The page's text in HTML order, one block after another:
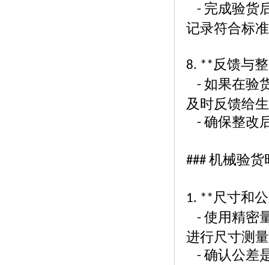
- 完成验货
记录符合标
8. ** 反馈与
- 如果在验
及时反馈给
- 确保整改
### 机械验货
1. ** 尺寸和
- 使用精密
进行尺寸测
- 确认公差